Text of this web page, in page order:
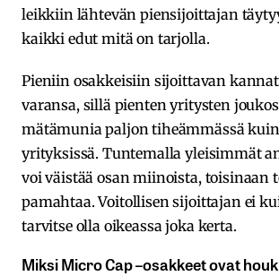
leikkiin lähtevän piensijoittajan
kaikki edut mitä on tarjolla.
Pieniin osakkeisiin sijoittavan
varansa, sillä pienten yritysten
mätämunia paljon tiheämmässä
yrityksissä. Tuntemalla yleisimmät
voi väistää osan miinoista, toisinaan
pamahtaa. Voitollisen sijoittajan ei
tarvitse olla oikeassa joka kerta.
Miksi Micro Cap –osakkeet ovat